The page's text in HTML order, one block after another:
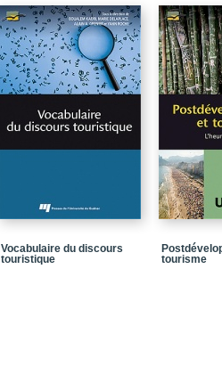
Vocabulaire du discours
touristique
tourisme